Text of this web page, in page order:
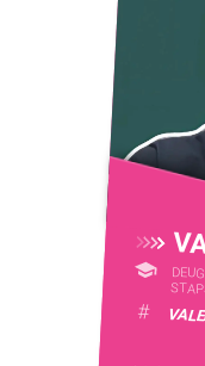
DEUG
#